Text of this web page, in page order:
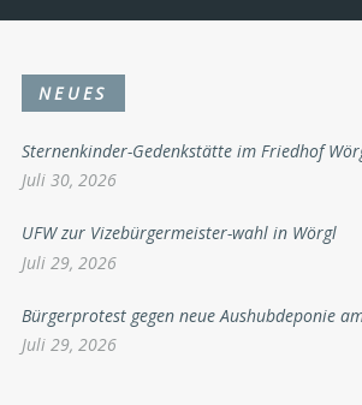
NEUES
Sternenkinder-Gedenkstätte im Friedhof
Juli 30, 2026
UFW zur Vizebürgermeister-wahl in Wörgl
Juli 29, 2026
Bürgerprotest gegen neue Aushubdeponie
Juli 29, 2026